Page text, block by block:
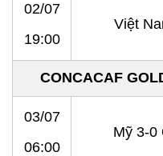
02/07
19:00
Việt
CONCACAF
03/07
06:00
Mỹ 3-0